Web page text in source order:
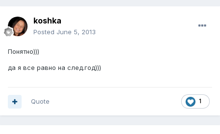
koshka
Posted June 5, 2013
Понятно)))
да я все равно на след.год)))
1
Quote